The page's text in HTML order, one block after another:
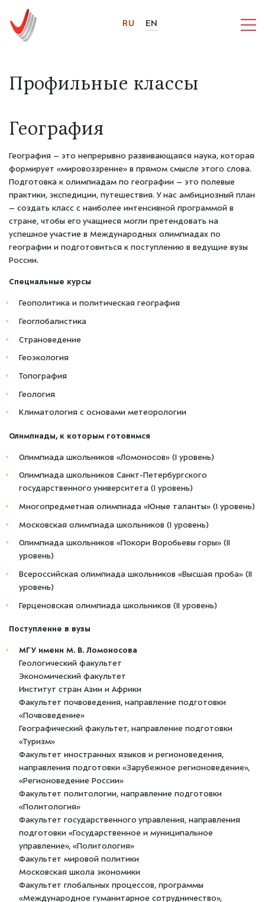
RU EN
Профильные классы
География
География – это непрерывно развивающаяся наука, которая
формирует «мировоззрение» в прямом смысле этого слова.
Подготовка к олимпиадам по географии – это полевые
практики, экспедиции, путешествия. У нас амбициозный план
– создать класс с наиболее интенсивной программой в
стране, чтобы его учащиеся могли претендовать на
успешное участие в Международных олимпиадах по
географии и подготовиться к поступлению в ведущие вузы
России.
Специальные курсы
Геополитика и политическая география
Геоглобалистика
Страноведение
Геоэкология
Топография
Геология
Климатология с основами метеорологии
Олимпиады, к которым готовимся
Олимпиада школьников «Ломоносов» (I уровень)
Олимпиада школьников Санкт-Петербургского
государственного университета (I уровень)
Многопредметная олимпиада «Юные таланты» (I уровень)
Московская олимпиада школьников (I уровень)
Олимпиада школьников «Покори Воробьевы горы» (II
уровень)
Всероссийская олимпиада школьников «Высшая проба» (II
уровень)
Герценовская олимпиада школьников (II уровень)
Поступление в вузы
МГУ имени М. В. Ломоносова
Геологический факультет
Экономический факультет
Институт стран Азии и Африки
Факультет почвоведения, направление подготовки
«Почвоведение»
Географический факультет, направление подготовки
«Туризм»
Факультет иностранных языков и регионоведения,
направления подготовки «Зарубежное регионоведение»,
«Регионоведение России»
Факультет политологии, направление подготовки
«Политология»
Факультет государственного управления, направления
подготовки «Государственное и муниципальное
управление», «Политология»
Факультет мировой политики
Московская школа экономики
Факультет глобальных процессов, программы
«Международное гуманитарное сотрудничество»,